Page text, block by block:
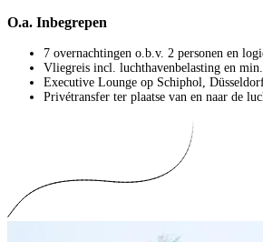
O.a. Inbegrepen
7 overnachtingen o.b.v. 2 personen en
Vliegreis incl. luchthavenbelasting en
Executive Lounge op Schiphol,
Privétransfer ter plaatse van en naar de